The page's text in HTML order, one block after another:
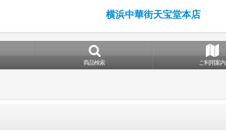
横浜中華街天宝堂本店
商品検索 ご利用案内